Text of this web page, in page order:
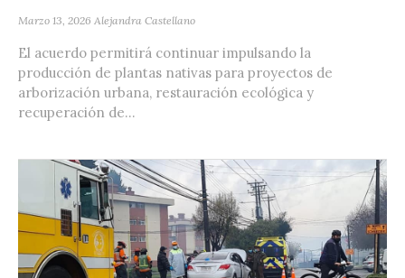
Marzo 13, 2026 Alejandra Castellano
El acuerdo permitirá continuar impulsando la
producción de plantas nativas para proyectos de
arborización urbana, restauración ecológica y
recuperación de...